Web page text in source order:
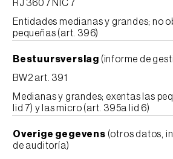
RJ 360 / NIC 7
Entidades medianas y grandes; no
pequeñas (art. 396)
Bestuursverslag (informe de
BW2 art. 391
Medianas y grandes; exentas las
lid 7) y las micro (art. 395a lid 6)
Overige gegevens (otros datos,
de auditoría)